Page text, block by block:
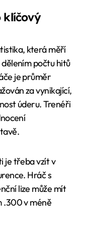
klíčový
která měří
počtu hitů
je průměr
za vynikající,
úderu. Trenéři
je třeba vzít v
Hráč s
lize může mít
.300 v méně